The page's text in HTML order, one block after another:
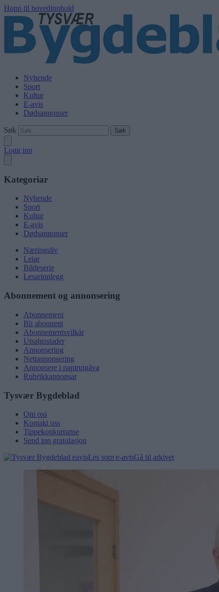
Hopp til hovedinnhold
Nyhende
Sport
Kultur
E-avis
Dødsannonser
Søk
Logg inn
Kategoriar
Nyhende
Sport
Kultur
E-avis
Dødsannonser
Næringsliv
Leiar
Bildeserie
Lesarinnlegg
Abonnement og annonsering
Abonnement
Bli abonnent
Abonnementsvilkår
Utsalgsstader
Annonsering
Nettannonsering
Annonsere i papirutgåva
Rubrikkannonsar
Tysvær Bygdeblad
Om oss
Kontakt oss
Tippekonkurranse
Send inn gratulasjon
Les som e-avisGå til arkivet